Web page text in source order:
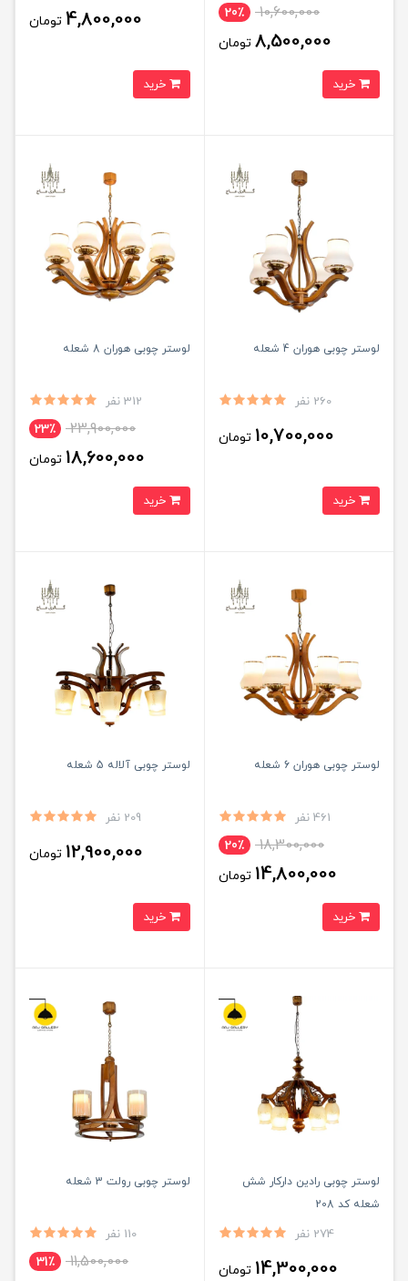
10,600,000 20٪
8,500,000 تومان
4,800,000 تومان
لوستر چوبی هوران 4 شعله
260 نفر
10,700,000 تومان
لوستر چوبی هوران 8 شعله
312 نفر
23,900,000 23٪
18,600,000 تومان
لوستر چوبی هوران 6 شعله
461 نفر
18,300,000 20٪
14,800,000 تومان
لوستر چوبی آلاله 5 شعله
209 نفر
12,900,000 تومان
لوستر چوبی رادین دارکار شش
شعله کد 208
274 نفر
14,300,000 تومان
لوستر چوبی رولت 3 شعله
110 نفر
11,500,000 31٪